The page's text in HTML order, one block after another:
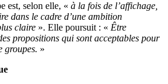
est, selon elle, « à la fois de l’affichage,
dans le cadre d’une ambition
claire ». Elle poursuit : « Être
propositions qui sont acceptables pour
groupes. »